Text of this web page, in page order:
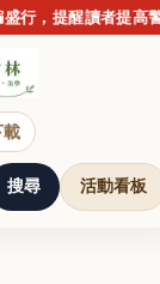
行，提醒讀者提高警
載
搜尋 活動看板